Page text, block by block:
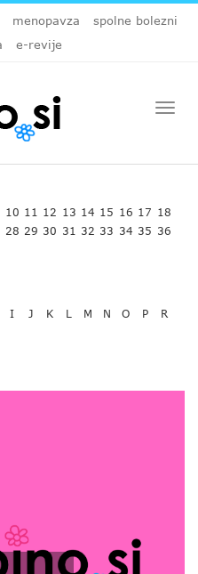
menopavza
spolne bolezni
e-revije
10 11 12 13 14 15 16 17 18
28 29 30 31 32 33 34 35 36
I J K L M N O P
R